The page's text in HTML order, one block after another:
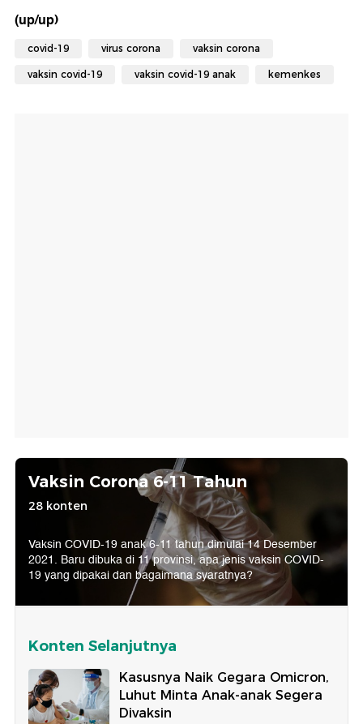
(up/up)
covid-19 virus corona vaksin corona
vaksin covid-19 vaksin covid-19 anak kemenkes
Vaksin Corona 6-11 Tahun
28 konten
Vaksin COVID-19 anak 6-11 tahun dimulai 14 Desember
2021. Baru dibuka di 11 provinsi, apa jenis vaksin COVID-
19 yang dipakai dan bagaimana syaratnya?
Konten Selanjutnya
Kasusnya Naik Gegara Omicron,
Luhut Minta Anak-anak Segera
Divaksin